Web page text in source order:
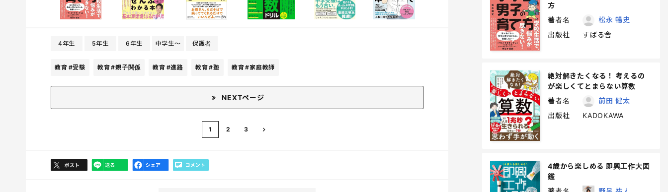
4年生 5年生 6年生 中学生〜 保護者
教育 #受験 教育#親子関係 教育 #進路 教育#塾 教育#家庭教師
NEXTページ
1 2 3
方
著者名
松永 暢史
出版社
すばる舎
絶対解きたくなる！ 考えるの
が楽しくてとまらない算数
著者名
前田 健太
出版社
KADOKAWA
4歳から楽しめる 即興工作大図
鑑